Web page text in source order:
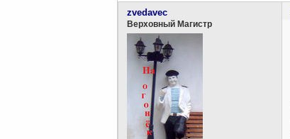
zvedavec
Верховный Магистр